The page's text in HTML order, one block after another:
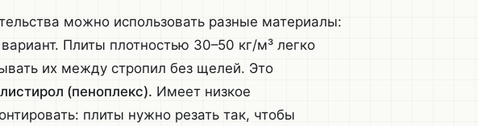
можно использовать разные материалы:
Плиты плотностью 30–50 кг/м³ легко
их между стропил без щелей. Это
(пеноплекс). Имеет низкое
плиты нужно резать так, чтобы